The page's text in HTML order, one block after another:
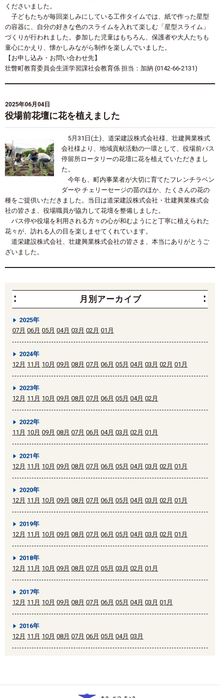
くださいました。
子どもたちが毎回楽しみにしている工作タイムでは、紙で作った星型
の容器に、自分の好きな色のスライムを入れて楽しむ「星型スライム」
づくりが行われました。参加した児童はもちろん、保護者や大人たちも
童心にかえり、懐かしみながら制作を楽しんでいました。
【お申し込み・お問い合わせ先】
壮瞥町教育委員会生涯学習課社会教育係 担当：加納 (0142-66-2131)
2025年06月04日
役場前花壇に花を植えました
5月31日(土)、道栄建設株式会社様、壮建興業株式
会社様より、地域貢献活動の一環として、役場前バス
停留所ロータリーの花壇に花を植えていただきまし
た。
今年も、町内事業者が大切に育てたフレンチラベン
ダーや チェリーセージの苗のほか、たくさんの花の
種をご提供いただきました。当日は道栄建設株式会社・壮建興業株式会
社の皆さま、役場職員が協力して花壇を整備しました。
バス停や役場を利用される方々の心が和むようにと丁寧に植えられた
花々が、訪れる人の目を楽しませてくれています。
道栄建設株式会社、壮建興業株式会社の皆さま、本当にありがとうご
ざいました。
月別アーカイブ
2025年
07月 06月 05月 04月 03月 02月 01月
2024年
12月 11月 10月 09月 08月 07月 06月 05月 04月 03月 02月 01月
2023年
12月 11月 10月 09月 08月 07月 06月 05月 04月 02月
2022年
11月 10月 09月 08月 07月 06月 04月 03月 02月 01月
2021年
12月 11月 10月 09月 08月 07月 06月 05月 04月 03月 02月 01月
2020年
12月 11月 10月 09月 08月 07月 06月 05月 04月 03月 02月 01月
2019年
12月 11月 10月 09月 08月 07月 06月 05月 04月 03月 02月 01月
2018年
12月 11月 10月 09月 08月 07月 05月 03月 02月 01月
2017年
12月 11月 10月 09月 08月 07月 06月 05月 04月 03月 01月
2016年
12月 11月 10月 08月 07月 06月 05月 04月 03月